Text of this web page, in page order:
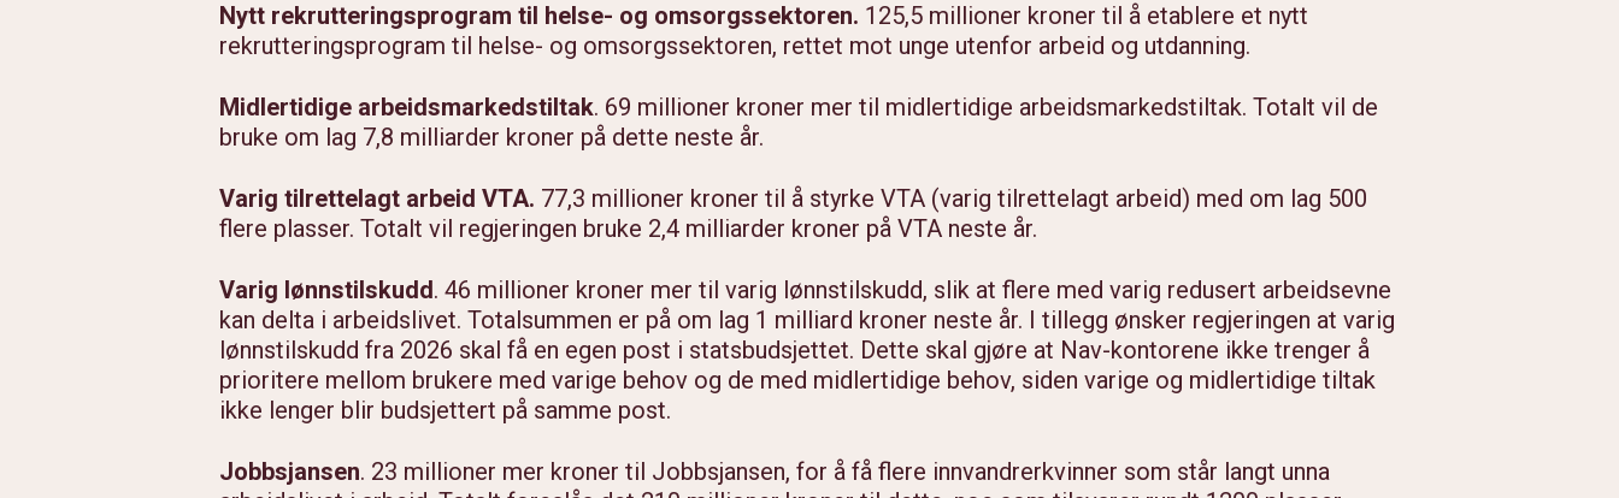
Nytt rekrutteringsprogram til helse- og omsorgssektoren. 125,5 millioner kroner til å etablere et nytt
rekrutteringsprogram til helse- og omsorgssektoren, rettet mot unge utenfor arbeid og utdanning.
Midlertidige arbeidsmarkedstiltak. 69 millioner kroner mer til midlertidige arbeidsmarkedstiltak. Totalt vil de
bruke om lag 7,8 milliarder kroner på dette neste år.
Varig tilrettelagt arbeid VTA. 77,3 millioner kroner til å styrke VTA (varig tilrettelagt arbeid) med om lag 500
flere plasser. Totalt vil regjeringen bruke 2,4 milliarder kroner på VTA neste år.
Varig lønnstilskudd. 46 millioner kroner mer til varig lønnstilskudd, slik at flere med varig redusert arbeidsevne
kan delta i arbeidslivet. Totalsummen er på om lag 1 milliard kroner neste år. I tillegg ønsker regjeringen at varig
lønnstilskudd fra 2026 skal få en egen post i statsbudsjettet. Dette skal gjøre at Nav-kontorene ikke trenger å
prioritere mellom brukere med varige behov og de med midlertidige behov, siden varige og midlertidige tiltak
ikke lenger blir budsjettert på samme post.
Jobbsjansen. 23 millioner mer kroner til Jobbsjansen, for å få flere innvandrerkvinner som står langt unna